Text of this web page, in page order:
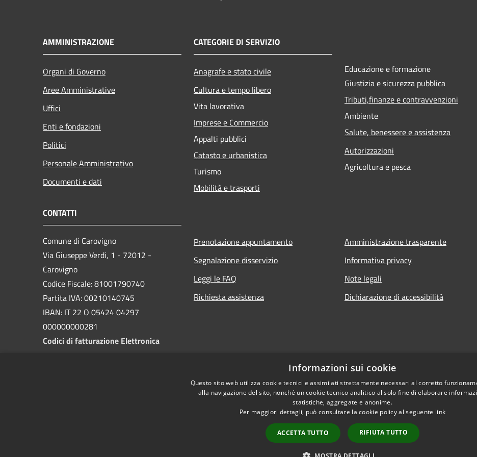
AMMINISTRAZIONE
Organi di Governo
Aree Amministrative
Uffici
Enti e fondazioni
Politici
Personale Amministrativo
Documenti e dati
CATEGORIE DI SERVIZIO
Anagrafe e stato civile
Cultura e tempo libero
Vita lavorativa
Imprese e Commercio
Appalti pubblici
Catasto e urbanistica
Turismo
Mobilità e trasporti
Educazione e formazione
Giustizia e sicurezza pubblica
Tributi,finanze e contravvenzioni
Ambiente
Salute, benessere e assistenza
Autorizzazioni
Agricoltura e pesca
CONTATTI
Comune di Carovigno
Via Giuseppe Verdi, 1 - 72012 -
Carovigno
Codice Fiscale: 81001790740
Partita IVA: 00210140745
IBAN: IT 22 O 05424 04297
000000000281
Codici di fatturazione Elettronica
Prenotazione appuntamento
Segnalazione disservizio
Leggi le FAQ
Richiesta assistenza
Amministrazione trasparente
Informativa privacy
Note legali
Dichiarazione di accessibilità
Copyright © 2026 • Comune di
Informazioni sui cookie
Questo sito web utilizza cookie tecnici e assimilati strettamente necessari al corretto
alla navigazione del sito, nonché un cookie tecnico analitico al solo fine di elaborare
statistiche, aggregate e anonime.
Per maggiori dettagli, può consultare la cookie policy al seguente link
ACCETTA TUTTO RIFIUTA TUTTO